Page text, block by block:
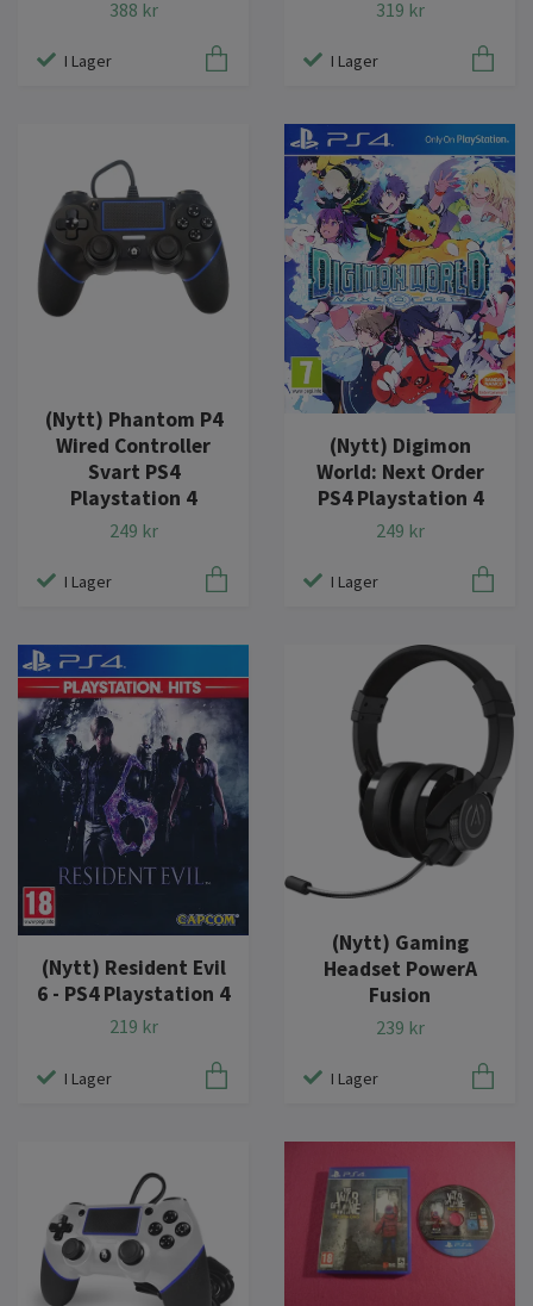
388 kr
I Lager
319 kr
I Lager
(Nytt) Phantom P4
Wired Controller
Svart PS4
Playstation 4
249 kr
I Lager
(Nytt) Digimon
World: Next Order
PS4 Playstation 4
249 kr
I Lager
(Nytt) Resident Evil
6 - PS4 Playstation 4
219 kr
I Lager
(Nytt) Gaming
Headset PowerA
Fusion
239 kr
I Lager